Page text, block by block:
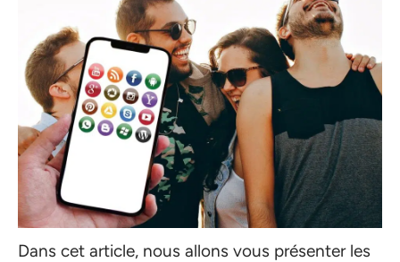
Dans cet article, nous allons vous présenter les